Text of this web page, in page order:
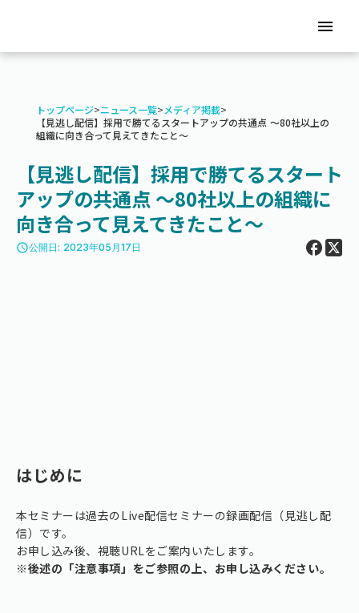
menu
トップページ>ニュース一覧>メディア掲載>
【見逃し配信】採用で勝てるスタートアップの共通点 〜80社以上の
組織に向き合って見えてきたこと〜
【見逃し配信】採用で勝てるスタート
アップの共通点 〜80社以上の組織に
向き合って見えてきたこと〜
access_time公開日: 2023年05月17日
はじめに
本セミナーは過去のLive配信セミナーの録画配信（見逃し配
信）です。
お申し込み後、視聴URLをご案内いたします。
※後述の「注意事項」をご参照の上、お申し込みください。